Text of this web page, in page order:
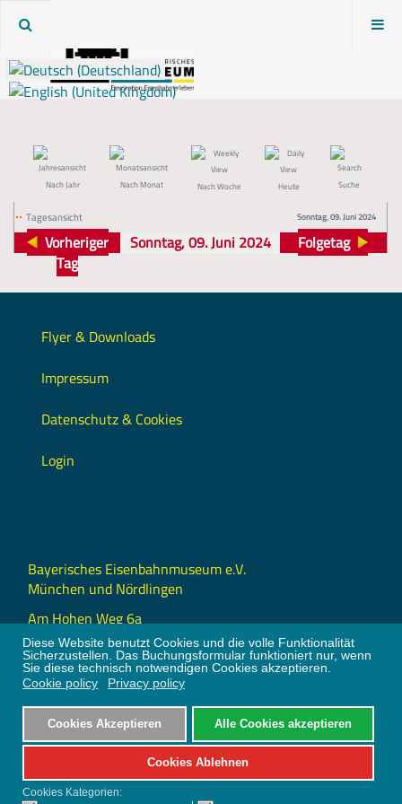
Diese Website benutzt Cookies und die volle Funktionalität
Sicherzustellen. Das Buchungsformular funktioniert nur, wenn
Sie diese technisch notwendigen Cookies akzeptieren.
Cookie policy
Privacy policy
Cookies Akzeptieren Alle Cookies akzeptieren
Cookies Ablehnen
Cookies Kategorien:
Nach Jahr Nach Monat Nach Woche Heute Suche
Tagesansicht Sonntag, 09. Juni 2024
Vorheriger
Tag
Sonntag, 09. Juni 2024 Folgetag
Flyer & Downloads
Impressum
Datenschutz & Cookies
Login
Bayerisches Eisenbahnmuseum e.V.
München und Nördlingen
Am Hohen Weg 6a
86720 Nördlingen
info@bayerisches-eisenbahnmuseum.de
+49 9081 24309 (9 – 18 Uhr)
is a front-end framework of Twitter, Inc. Code licensed under
License.